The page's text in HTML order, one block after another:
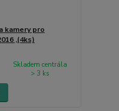
kamery pro
,(4ks)
Skladem centrála
> 3 ks